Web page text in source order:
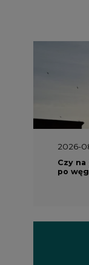
2026-
Czy na
po